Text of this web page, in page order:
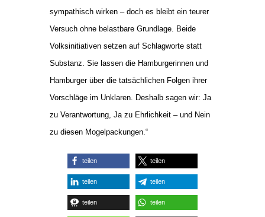
sympathisch wirken – doch es bleibt ein teurer
Versuch ohne belastbare Grundlage. Beide
Volksinitiativen setzen auf Schlagworte statt
Substanz. Sie lassen die Hamburgerinnen und
Hamburger über die tatsächlichen Folgen ihrer
Vorschläge im Unklaren. Deshalb sagen wir: Ja
zu Verantwortung, Ja zu Ehrlichkeit – und Nein
zu diesen Mogelpackungen.“
teilen teilen
teilen teilen
teilen teilen